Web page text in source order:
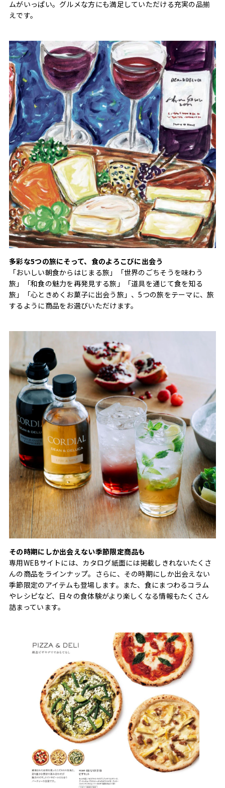
ムがいっぱい。グルメな方にも満足していただける充実の品揃
えです。
多彩な5つの旅にそって、食のよろこびに出会う
「おいしい朝食からはじまる旅」「世界のごちそうを味わう
旅」「和食の魅力を再発見する旅」「道具を通じて食を知る
旅」「心ときめくお菓子に出会う旅」、5つの旅をテーマに、旅
するように商品をお選びいただけます。
その時期にしか出会えない季節限定商品も
専用WEBサイトには、カタログ紙面には掲載しきれないたくさ
んの商品をラインナップ。さらに、その時期にしか出会えない
季節限定のアイテムも登場します。また、食にまつわるコラム
やレシピなど、日々の食体験がより楽しくなる情報もたくさん
詰まっています。